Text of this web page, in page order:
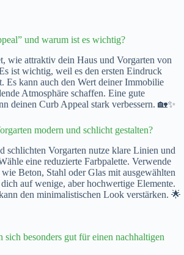
und warum ist es wichtig?
wie attraktiv dein Haus und Vorgarten von
ist wichtig, weil es den ersten Eindruck
Es kann auch den Wert deiner Immobilie
Atmosphäre schaffen. Eine gute
deinen Curb Appeal stark verbessern. 🏡✨
modern und schlicht gestalten?
schlichten Vorgarten nutze klare Linien und
eine reduzierte Farbpalette. Verwende
Beton, Stahl oder Glas mit ausgewählten
auf wenige, aber hochwertige Elemente.
den minimalistischen Look verstärken. 🌟
sich besonders gut für einen nachhaltigen